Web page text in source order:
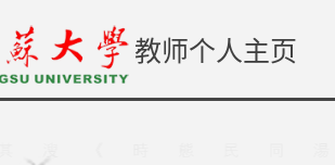
教师个人主页